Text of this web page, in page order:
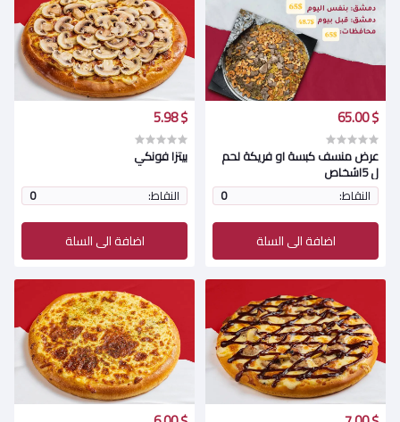
$ 65.00
عرض منسف كبسة او فريكة لحم
ل 5اشخاص
النقاط:
0
اضافة الى السلة
$ 5.98
بيتزا فونكي
النقاط:
0
اضافة الى السلة